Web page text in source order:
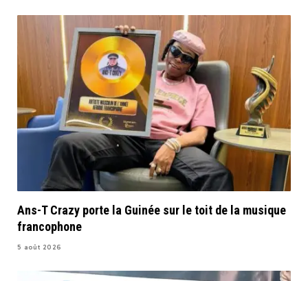
Ans-T Crazy porte la Guinée sur le toit de la musique
francophone
5 août 2026